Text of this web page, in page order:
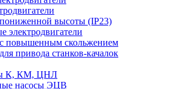
высоты (IP23)
электродвигатели
с повышенным скольжением
привода станков-качалок
К, КМ, ЦНЛ
насосы ЭЦВ